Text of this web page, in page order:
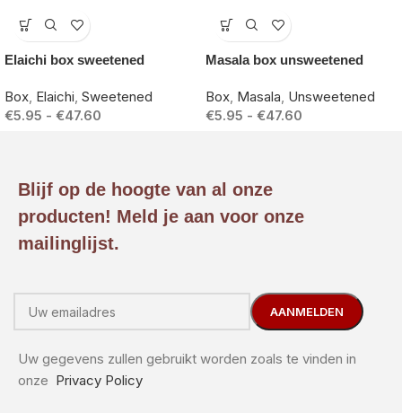
-15%
Elaichi box sweetened
Box Elaichi Sweetened
€5.95 - €47.60
-15%
Masala box unsweetened
Box, Masala, Unsweetened
€5.95 - €47.60
Blijf op de hoogte van al onze
producten! Meld je aan voor onze
mailinglijst.
Uw gegevens zullen gebruikt worden zoals te vinden in
onze Privacy Policy